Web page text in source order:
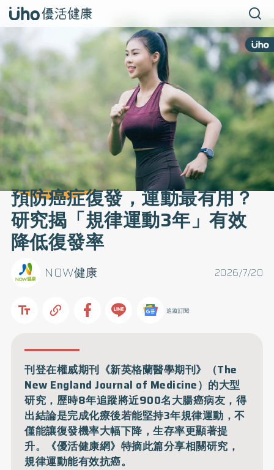
預防癌症復發，運動最有用？
研究揭「規律運動3年」有效
降低復發率
2026/7/20
NOW健康
追蹤訂閱
刊登在權威期刊《新英格蘭醫學期刊》（The
New England Journal of Medicine）的大型
研究，歷時8年追蹤將近900名大腸癌病友，得
出結論是完成化療後若能堅持3年規律運動，不
僅能讓復發機率大幅下降，生存率更顯著提
升。《優活健康網》特摘此篇分享相關研究，
規律運動能有效抗癌。